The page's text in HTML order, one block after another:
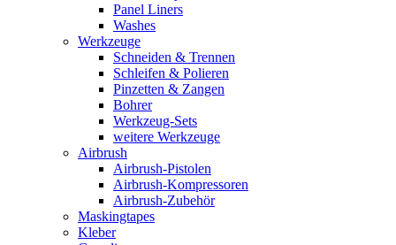
Panel Liners
Washes
Werkzeuge
Schneiden & Trennen
Schleifen & Polieren
Pinzetten & Zangen
Bohrer
Werkzeug-Sets
weitere Werkzeuge
Airbrush
Airbrush-Pistolen
Airbrush-Kompressoren
Airbrush-Zubehör
Maskingtapes
Kleber